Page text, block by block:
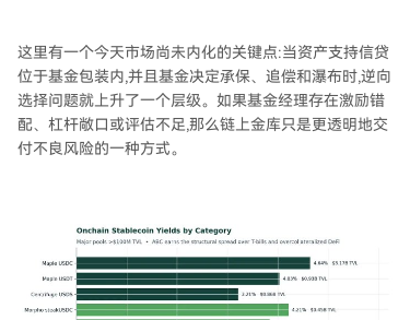
这里有一个今天市场尚未内化的关键点:当资产支持信贷
位于基金包装内,并且基金决定承保、追偿和瀑布时,逆向
选择问题就上升了一个层级。如果基金经理存在激励错
配、杠杆敞口或评估不足,那么链上金库只是更透明地交
付不良风险的一种方式。